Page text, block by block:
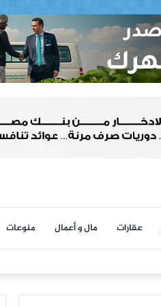
عقارات مال و أعمال منوعات